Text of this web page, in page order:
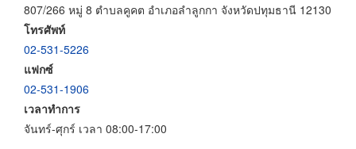
807/266 หมู่ 8 ตำบลคูคต อำเภอลำลูกกา จังหวัดปทุมธานี 12130
โทรศัพท์
02-531-5226
แฟกซ์
02-531-1906
เวลาทำการ
จันทร์-ศุกร์ เวลา 08:00-17:00